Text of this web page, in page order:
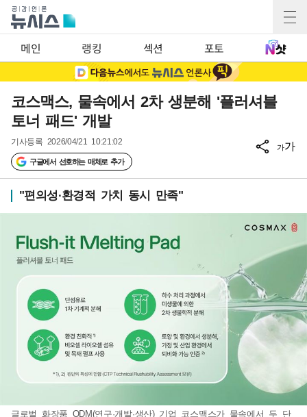
메인 랭킹 섹션 포토
코스맥스, 물속에서 2차 생분해 '플러셔블
토너 패드' 개발
기사등록 2026/04/21 10:21:02
구글에서 선호하는 매체로 추가
가가
"편의성·환경적 가치 동시 만족"
글로벌 화장품 ODM(연구·개발·생산) 기업 코스맥스가 물속에서 두 단